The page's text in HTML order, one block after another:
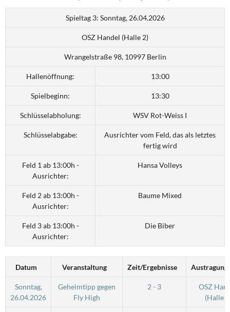
Spieltag 3: Sonntag, 26.04.2026
OSZ Handel (Halle 2)
Wrangelstraße 98, 10997 Berlin
Hallenöffnung: 13:00
Spielbeginn: 13:30
Schlüsselabholung: WSV Rot-Weiss I
Schlüsselabgabe:
Ausrichter vom Feld, das als letztes
fertig wird
Feld 1 ab 13:00h -
Ausrichter:
Hansa Volleys
Feld 2 ab 13:00h -
Ausrichter:
Baume Mixed
Feld 3 ab 13:00h -
Ausrichter:
Die Biber
Datum Veranstaltung Zeit/Ergebnisse
Sonntag,
26.04.2026
Geheimtipp gegen
Fly High
2 - 3
OSZ
(Halle